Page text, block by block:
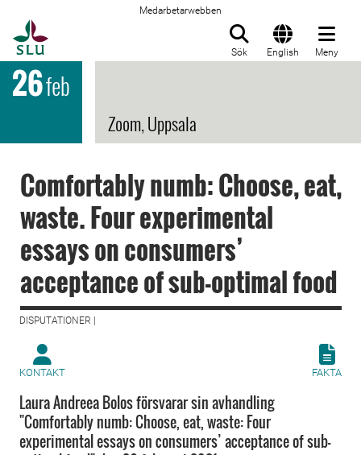
Medarbetarwebben
Sök English Meny
26feb
Zoom, Uppsala
Comfortably numb: Choose, eat,
waste. Four experimental
essays on consumers’
acceptance of sub-optimal food
DISPUTATIONER |
KONTAKT FAKTA
Laura Andreea Bolos försvarar sin avhandling
"Comfortably numb: Choose, eat, waste: Four
experimental essays on consumers’ acceptance of sub-